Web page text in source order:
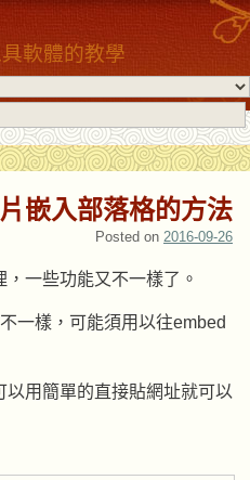
軟體的教學
嵌入部落格的方法
Posted on 2016-09-26
一些功能又不一樣了。
一樣，可能須用以往embed
以用簡單的直接貼網址就可以